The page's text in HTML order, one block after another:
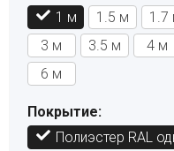
1 м
1.5 м 1.7
3 м
3.5 м 4 м
6 м
Покрытие:
Полиэстер RAL